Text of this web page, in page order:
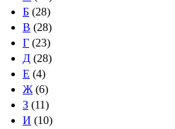
Б (28)
В (28)
Г (23)
Д (28)
Е (4)
Ж (6)
З (11)
И (10)